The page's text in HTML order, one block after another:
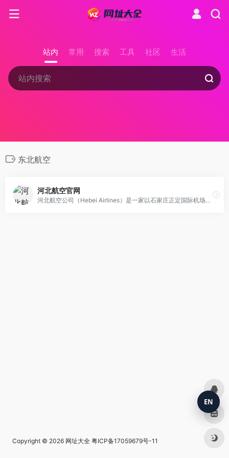
站内 常用 搜索 工具 社区 生活
东北航空
河北航空官网
河北航空公司（Hebei Airlines）是一家以石家庄正定国际机场为主要运营基地，主营航空客、货、邮运输业务，并兼营通用航空业务的中国区域航空公司。
Copyright © 2026 网址大全 粤ICP备17059679号-11
EN